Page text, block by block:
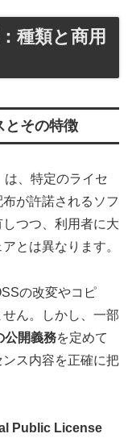
種類と商用
とその特徴
、特定のライセ
が許諾されるソフ
つつ、利用者に大
とは異なります。
の改変やコピ
ん。しかし、一部
公開義務を定めて
ス内容を正確に把
Public License